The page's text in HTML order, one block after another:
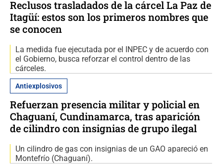
Reclusos trasladados de la cárcel La Paz de
Itagüí: estos son los primeros nombres que
se conocen
La medida fue ejecutada por el INPEC y de acuerdo con
el Gobierno, busca reforzar el control dentro de las
cárceles.
Antiexplosivos
Refuerzan presencia militar y policial en
Chaguaní, Cundinamarca, tras aparición
de cilindro con insignias de grupo ilegal
Un cilindro de gas con insignias de un GAO apareció en
Montefrío (Chaguaní).